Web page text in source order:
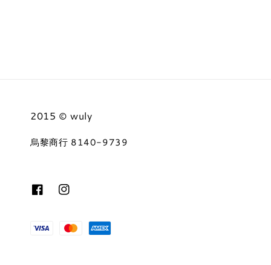
2015 © wuly
烏黎商行 8140-9739